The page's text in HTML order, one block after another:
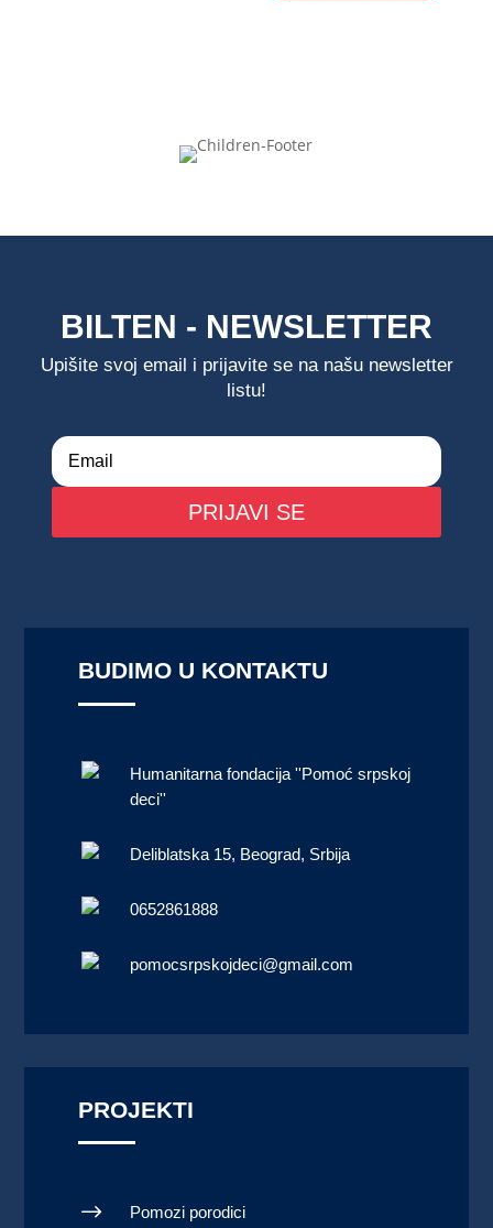
BILTEN - NEWSLETTER
Upišite svoj email i prijavite se na našu newsletter
listu!
PRIJAVI SE
BUDIMO U KONTAKTU
Humanitarna fondacija ''Pomoć srpskoj
deci''
Deliblatska 15, Beograd, Srbija
0652861888
pomocsrpskojdeci@gmail.com
PROJEKTI
$ Pomozi porodici